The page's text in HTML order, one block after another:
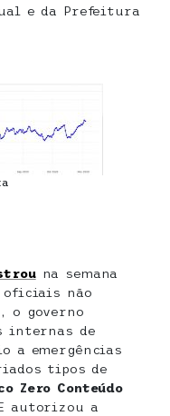
e da Prefeitura
na semana
oficiais não
o governo
internas de
a emergências
tipos de
Zero Conteúdo
autorizou a